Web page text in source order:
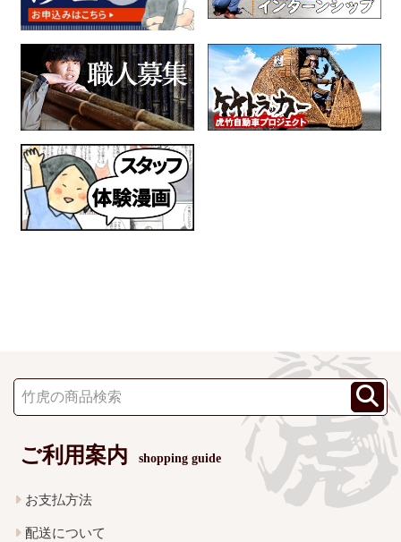
ご利用案内 shopping guide
お支払方法
配送について